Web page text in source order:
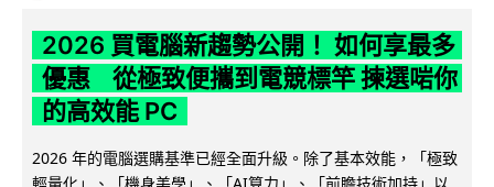
2026 買電腦新趨勢公開！ 如何享最多
優惠 從極致便攜到電競標竿 揀選啱你
的高效能 PC
2026 年的電腦選購基準已經全面升級。除了基本效能，「極致